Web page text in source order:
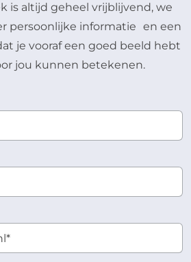
is altijd geheel vrijblijvend, we
persoonlijke informatie en een
je vooraf een goed beeld hebt
jou kunnen betekenen.